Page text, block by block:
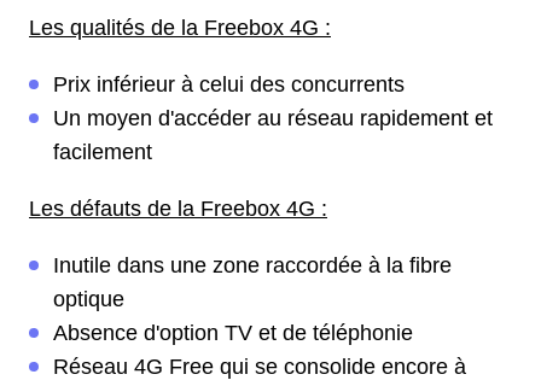
Les qualités de la Freebox 4G :
Prix inférieur à celui des concurrents
Un moyen d'accéder au réseau rapidement et
facilement
Les défauts de la Freebox 4G :
Inutile dans une zone raccordée à la fibre
optique
Absence d'option TV et de téléphonie
Réseau 4G Free qui se consolide encore à